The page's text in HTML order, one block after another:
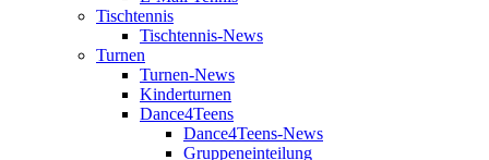
Tischtennis
Tischtennis-News
Turnen
Turnen-News
Kinderturnen
Dance4Teens
Dance4Teens-News
Gruppeneinteilung